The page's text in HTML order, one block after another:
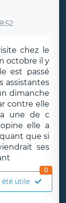
chez le
octobre il y
est passé
assistantes
dimanche
contre elle
une de c
elle a
que si
ses
été utile
0